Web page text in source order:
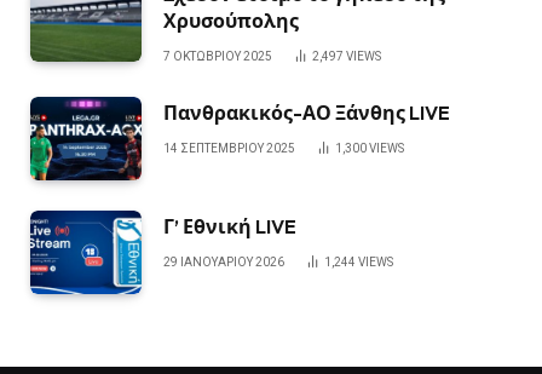
Χρυσούπολης
7 ΟΚΤΩΒΡΊΟΥ 2025 2,497 VIEWS
Πανθρακικός-ΑΟ Ξάνθης LIVE
14 ΣΕΠΤΕΜΒΡΊΟΥ 2025 1,300VIEWS
Γ’ Εθνική LIVE
29 ΙΑΝΟΥΑΡΊΟΥ 2026 1,244 VIEWS